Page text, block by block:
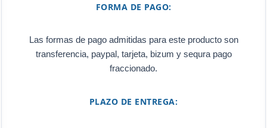
FORMA DE PAGO:
Las formas de pago admitidas para este producto son
transferencia, paypal, tarjeta, bizum y sequra pago
fraccionado.
PLAZO DE ENTREGA: